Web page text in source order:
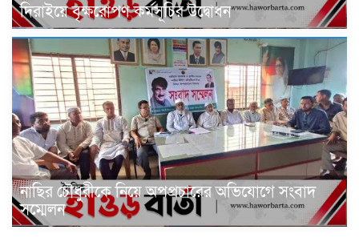
দিরাইয়ে বৃক্ষরোপণ কর্মসূচির উদ্বোধন
নাছির চৌধুরীকে নিয়ে অপপ্রচারের অভিযোগে সংবাদ
সম্মেলন